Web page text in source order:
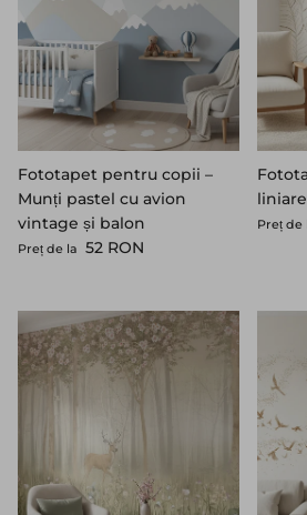
Fototapet pentru copii –
Munți pastel cu avion
vintage și balon
Preț standard
Preț de la 52 RON
Preț
Preț de